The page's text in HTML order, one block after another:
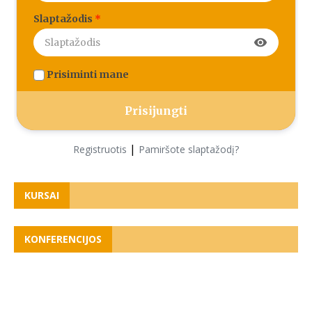
Slaptažodis *
visibility
Prisiminti mane
Registruotis | Pamiršote slaptažodį?
KURSAI
KONFERENCIJOS